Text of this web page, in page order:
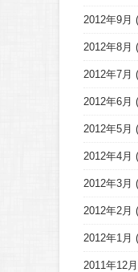
2012年9月
2012年8月
2012年7月
2012年6月
2012年5月
2012年4月
2012年3月
2012年2月
2012年1月
2011年12月